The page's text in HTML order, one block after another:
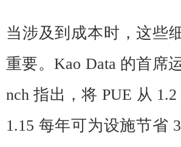
当涉及到成本时，这些
重要。Kao Data 的首席
nch 指出，将 PUE 从
1.15 每年可为设施节省